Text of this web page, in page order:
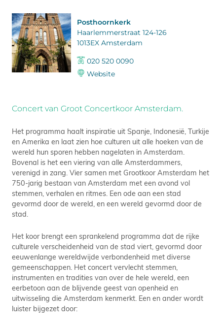
Posthoornkerk
Haarlemmerstraat 124-126
1013EX Amsterdam
020 520 0090
Website
Concert van Groot Concertkoor Amsterdam.
Het programma haalt inspiratie uit Spanje, Indonesië, Turkije
en Amerika en laat zien hoe culturen uit alle hoeken van de
wereld hun sporen hebben nagelaten in Amsterdam.
Bovenal is het een viering van alle Amsterdammers,
verenigd in zang. Vier samen met Grootkoor Amsterdam het
750-jarig bestaan van Amsterdam met een avond vol
stemmen, verhalen en ritmes. Een ode aan een stad
gevormd door de wereld, en een wereld gevormd door de
stad.
Het koor brengt een sprankelend programma dat de rijke
culturele verscheidenheid van de stad viert, gevormd door
eeuwenlange wereldwijde verbondenheid met diverse
gemeenschappen. Het concert vervlecht stemmen,
instrumenten en tradities van over de hele wereld, een
eerbetoon aan de blijvende geest van openheid en
uitwisseling die Amsterdam kenmerkt. Een en ander wordt
luister bijgezet door: